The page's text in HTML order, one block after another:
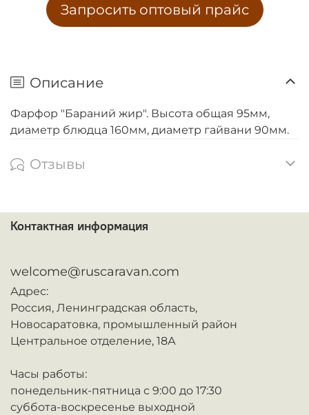
Запросить оптовый прайс
Описание
Фарфор "Бараний жир". Высота общая 95мм,
диаметр блюдца 160мм, диаметр гайвани 90мм.
Отзывы
Контактная информация
welcome@ruscaravan.com
Адрес:
Россия, Ленинградская область,
Новосаратовка, промышленный район
Центральное отделение, 18А
Часы работы:
понедельник-пятница с 9:00 до 17:30
суббота-воскресенье выходной